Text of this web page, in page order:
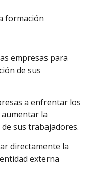
formación
empresas para
de sus
a enfrentar los
la
sus trabajadores.
directamente la
externa